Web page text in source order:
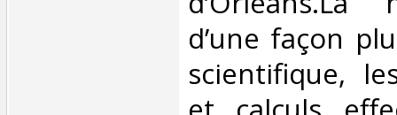
d’une façon
scientifique,